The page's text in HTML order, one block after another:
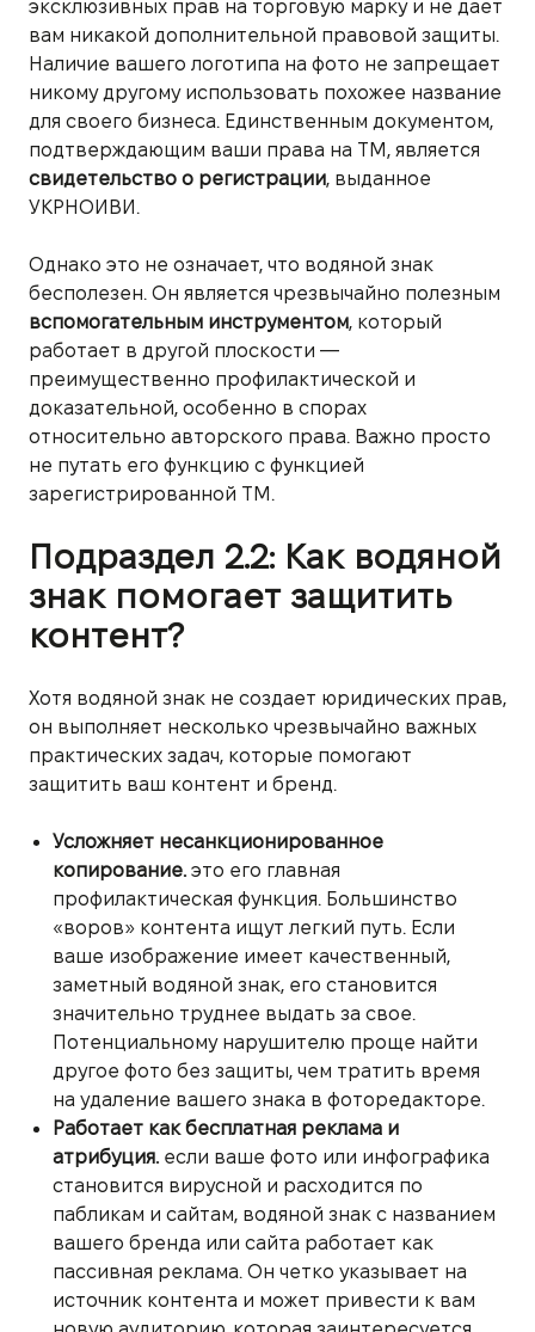
эксклюзивных прав на торговую марку и не дает
вам никакой дополнительной правовой защиты.
Наличие вашего логотипа на фото не запрещает
никому другому использовать похожее название
для своего бизнеса. Единственным документом,
подтверждающим ваши права на ТМ, является
свидетельство о регистрации, выданное
УКРНОИВИ.
Однако это не означает, что водяной знак
бесполезен. Он является чрезвычайно полезным
вспомогательным инструментом, который
работает в другой плоскости —
преимущественно профилактической и
доказательной, особенно в спорах
относительно авторского права. Важно просто
не путать его функцию с функцией
зарегистрированной ТМ.
Подраздел 2.2: Как водяной
знак помогает защитить
контент?
Хотя водяной знак не создает юридических прав,
он выполняет несколько чрезвычайно важных
практических задач, которые помогают
защитить ваш контент и бренд.
Усложняет несанкционированное
копирование. это его главная
профилактическая функция. Большинство
«воров» контента ищут легкий путь. Если
ваше изображение имеет качественный,
заметный водяной знак, его становится
значительно труднее выдать за свое.
Потенциальному нарушителю проще найти
другое фото без защиты, чем тратить время
на удаление вашего знака в фоторедакторе.
Работает как бесплатная реклама и
атрибуция. если ваше фото или инфографика
становится вирусной и расходится по
пабликам и сайтам, водяной знак с названием
вашего бренда или сайта работает как
пассивная реклама. Он четко указывает на
источник контента и может привести к вам